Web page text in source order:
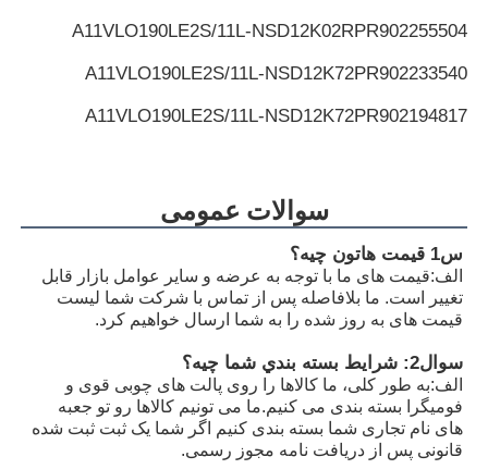
R902255504
A11VLO190LE2S/11L-NSD12K02RP
R902233540
A11VLO190LE2S/11L-NSD12K72P
R902194817
A11VLO190LE2S/11L-NSD12K72P
A11VLO190LE2S/11L-NTD12K02P
R902233884
A11VLO190LE2S/11L-NZD12K02H
R902106321
A11VLO190LE2S/11L-NZD12K02H
R902198594
A11VLO190LE2S/11L-NZD12K02H
R902220946
A11VLO190LE2S/11L-NZD12K02P
R902255713
A11VLO190LE2S/11L-NZD12K02P
R902225083
A11VLO190LE2S/11L-NZD12K02P
سوالات عمومی
س1 قیمت هاتون چيه؟
الف:قیمت های ما با توجه به عرضه و سایر عوامل بازار قابل
تغییر است. ما بلافاصله پس از تماس با شرکت شما لیست
قیمت های به روز شده را به شما ارسال خواهیم کرد.
سوال2: شرايط بسته بندي شما چيه؟
الف:به طور کلی، ما کالاها را روی پالت های چوبی قوی و
فومیگرا بسته بندی می کنیم.ما می تونیم کالاها رو تو جعبه
های نام تجاری شما بسته بندی کنیم اگر شما یک ثبت ثبت شده
قانونی پس از دریافت نامه مجوز رسمی.